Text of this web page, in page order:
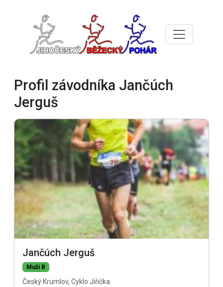
Profil závodníka Jančúch
Jerguš
Jančúch Jerguš
Muži B
Český Krumlov, Cyklo Jiřička